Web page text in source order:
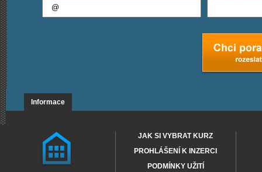
Informace
JAK SI VYBRAT KURZ
PROHLÁŠENÍ K INZERCI
PODMÍNKY UŽITÍ